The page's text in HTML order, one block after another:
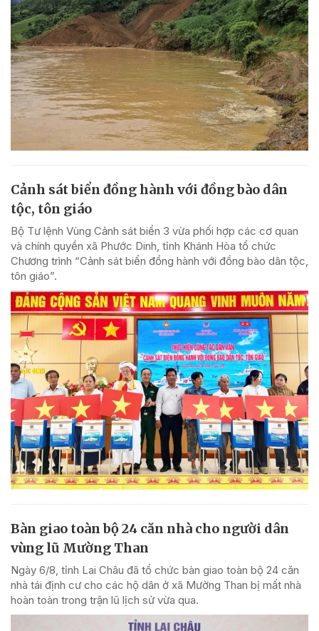
Cảnh sát biển đồng hành với đồng bào dân
tộc, tôn giáo
Bộ Tư lệnh Vùng Cảnh sát biển 3 vừa phối hợp các cơ quan
và chính quyền xã Phước Dinh, tỉnh Khánh Hòa tổ chức
Chương trình “Cảnh sát biển đồng hành với đồng bào dân tộc,
tôn giáo”.
Bàn giao toàn bộ 24 căn nhà cho người dân
vùng lũ Mường Than
Ngày 6/8, tỉnh Lai Châu đã tổ chức bàn giao toàn bộ 24 căn
nhà tái định cư cho các hộ dân ở xã Mường Than bị mất nhà
hoàn toàn trong trận lũ lịch sử vừa qua.